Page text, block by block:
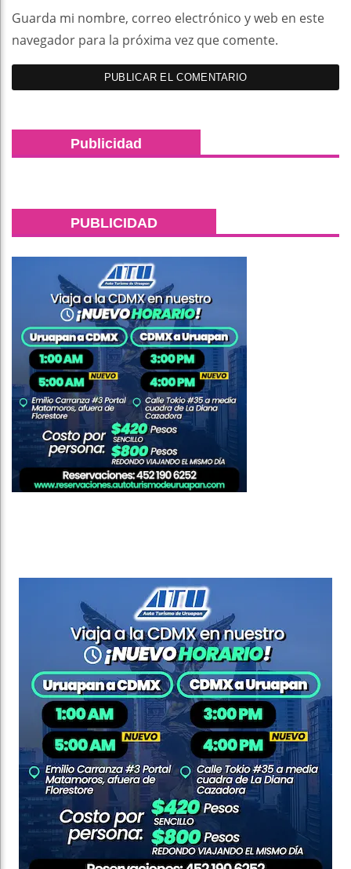
Guarda mi nombre, correo electrónico y web en este
navegador para la próxima vez que comente.
Publicidad
PUBLICIDAD